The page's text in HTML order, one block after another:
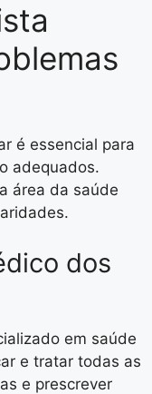
é essencial para
adequados.
área da saúde
dos
em saúde
e tratar todas as
e prescrever